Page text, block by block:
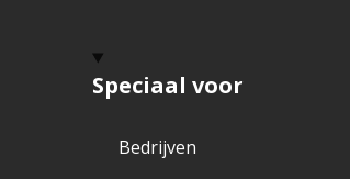
Speciaal voor
Bedrijven